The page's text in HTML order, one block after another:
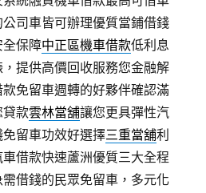
公司車皆可辦理優質當鋪借錢
保障中正區機車借款低利息
提供高價回收服務您金融解
款免留車週轉的好夥伴確認滿
貸款雲林當舖讓您更具彈性汽
留車功效好選擇三重當舖利
借款快速蘆洲優質三大全程
需借錢的民眾免留車，多元化